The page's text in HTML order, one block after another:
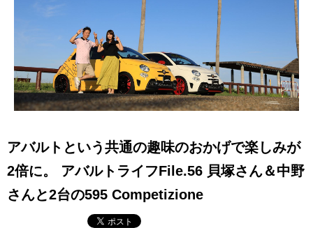
アバルトという共通の趣味のおかげで楽しみが
2倍に。 アバルトライフFile.56 貝塚さん＆中野
さんと2台の595 Competizione